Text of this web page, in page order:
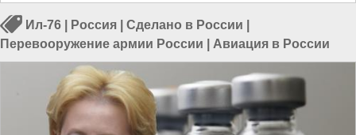
Ил-76 Россия Сделано в России
Перевооружение армии России
Авиация в России